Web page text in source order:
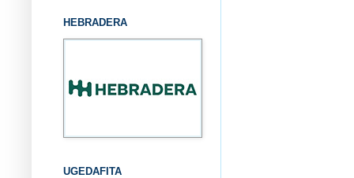
HEBRADERA
UGEDAFITA